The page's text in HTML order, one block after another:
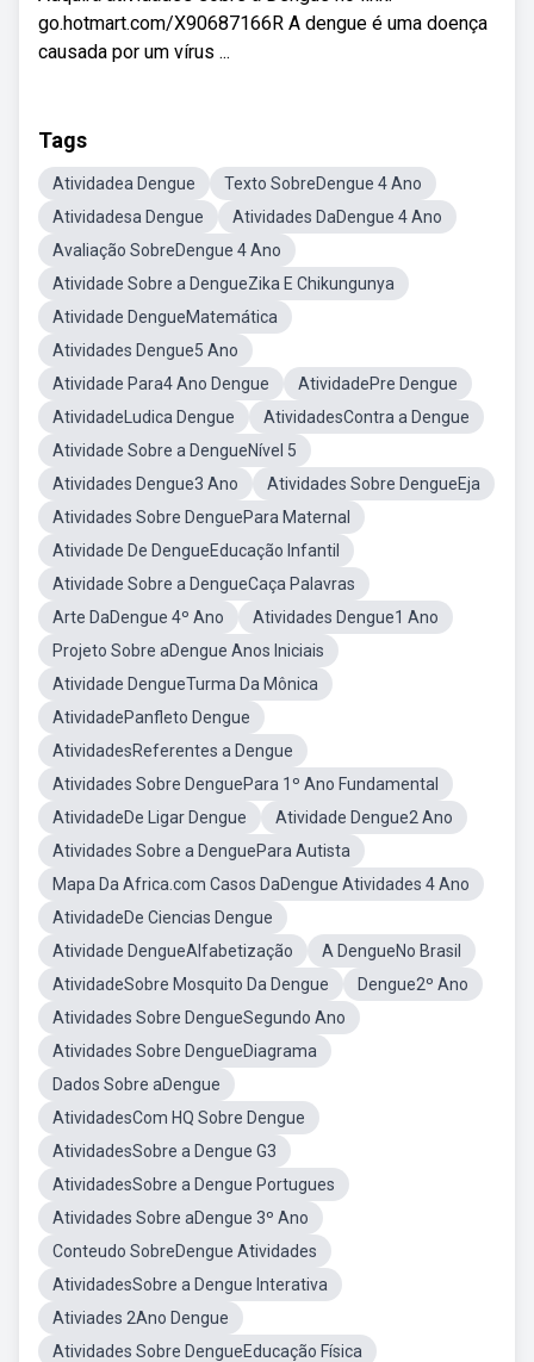
go.hotmart.com/X90687166R A dengue é uma doença
causada por um vírus ...
Tags
Atividadea Dengue
Texto SobreDengue 4 Ano
Atividadesa Dengue
Atividades DaDengue 4 Ano
Avaliação SobreDengue 4 Ano
Atividade Sobre a DengueZika E Chikungunya
Atividade DengueMatemática
Atividades Dengue5 Ano
Atividade Para4 Ano Dengue
AtividadePre Dengue
AtividadeLudica Dengue
AtividadesContra a Dengue
Atividade Sobre a DengueNível 5
Atividades Dengue3 Ano
Atividades Sobre DengueEja
Atividades Sobre DenguePara Maternal
Atividade De DengueEducação Infantil
Atividade Sobre a DengueCaça Palavras
Arte DaDengue 4º Ano
Atividades Dengue1 Ano
Projeto Sobre aDengue Anos Iniciais
Atividade DengueTurma Da Mônica
AtividadePanfleto Dengue
AtividadesReferentes a Dengue
Atividades Sobre DenguePara 1º Ano Fundamental
AtividadeDe Ligar Dengue
Atividade Dengue2 Ano
Atividades Sobre a DenguePara Autista
Mapa Da Africa.com Casos DaDengue Atividades 4 Ano
AtividadeDe Ciencias Dengue
Atividade DengueAlfabetização
A DengueNo Brasil
AtividadeSobre Mosquito Da Dengue
Dengue2º Ano
Atividades Sobre DengueSegundo Ano
Atividades Sobre DengueDiagrama
Dados Sobre aDengue
AtividadesCom HQ Sobre Dengue
AtividadesSobre a Dengue G3
AtividadesSobre a Dengue Portugues
Atividades Sobre aDengue 3º Ano
Conteudo SobreDengue Atividades
AtividadesSobre a Dengue Interativa
Ativiades 2Ano Dengue
Atividades Sobre DengueEducação Física